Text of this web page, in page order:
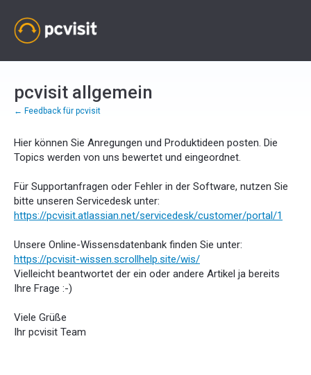
Zum
Inhalt
springen
pcvisit allgemein
← Feedback für pcvisit
Hier können Sie Anregungen und Produktideen posten. Die
Topics werden von uns bewertet und eingeordnet.
Für Supportanfragen oder Fehler in der Software, nutzen Sie
bitte unseren Servicedesk unter:
https://pcvisit.atlassian.net/servicedesk/customer/portal/1
Unsere Online-Wissensdatenbank finden Sie unter:
https://pcvisit-wissen.scrollhelp.site/wis/
Vielleicht beantwortet der ein oder andere Artikel ja bereits
Ihre Frage :-)
Viele Grüße
Ihr pcvisit Team